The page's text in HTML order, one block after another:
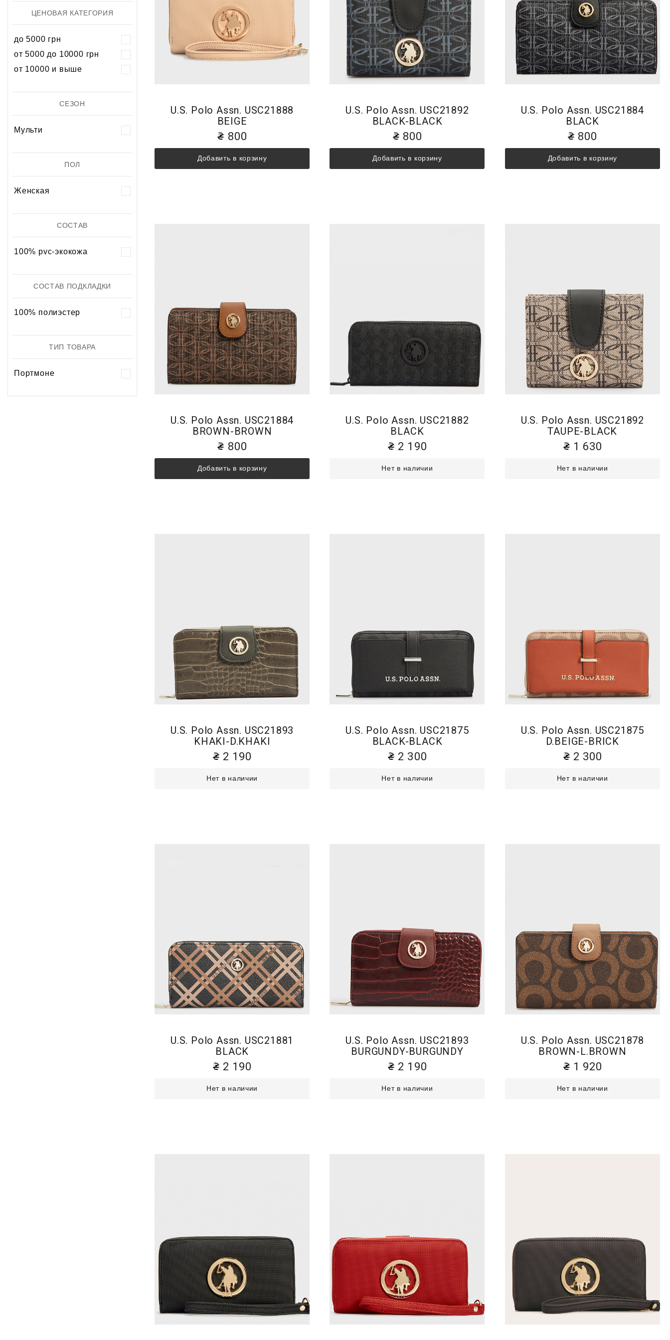
ЦЕНОВАЯ КАТЕГОРИЯ
до 5000 грн
от 5000 до 10000 грн
от 10000 и выше
СЕЗОН
Мульти
ПОЛ
Женская
СОСТАВ
100% pvc-экокожа
СОСТАВ ПОДКЛАДКИ
100% полиэстер
ТИП ТОВАРА
Портмоне
U.S. Polo Assn. USC21888
BEIGE
800
Добавить в корзину
U.S. Polo Assn. USC21892
BLACK-BLACK
800
Добавить в корзину
U.S. Polo Assn. USC21884
BLACK
800
Добавить в корзину
U.S. Polo Assn. USC21884
BROWN-BROWN
800
Добавить в корзину
U.S. Polo Assn. USC21882
BLACK
2 190
Нет в наличии
U.S. Polo Assn. USC21892
TAUPE-BLACK
1 630
Нет в наличии
U.S. Polo Assn. USC21893
KHAKI-D.KHAKI
2 190
Нет в наличии
U.S. Polo Assn. USC21875
BLACK-BLACK
2 300
Нет в наличии
U.S. Polo Assn. USC21875
D.BEIGE-BRICK
2 300
Нет в наличии
U.S. Polo Assn. USC21881
BLACK
2 190
Нет в наличии
U.S. Polo Assn. USC21893
BURGUNDY-BURGUNDY
2 190
Нет в наличии
U.S. Polo Assn. USC21878
BROWN-L.BROWN
1 920
Нет в наличии